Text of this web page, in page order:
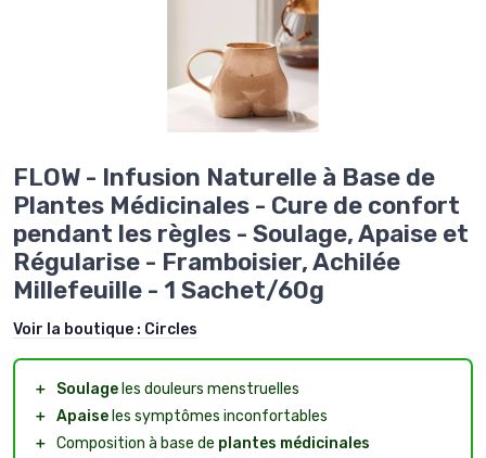
FLOW - Infusion Naturelle à Base de
Plantes Médicinales - Cure de confort
pendant les règles - Soulage, Apaise et
Régularise - Framboisier, Achilée
Millefeuille - 1 Sachet/60g
Voir la boutique : Circles
＋ Soulage les douleurs menstruelles
＋ Apaise les symptômes inconfortables
＋ Composition à base de plantes médicinales